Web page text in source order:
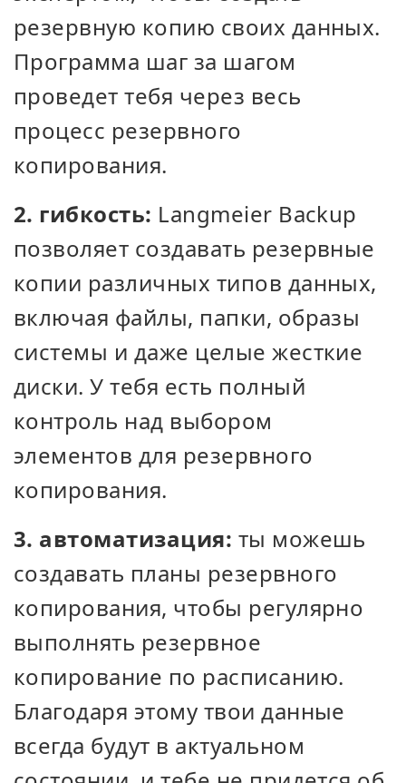
резервную копию своих данных.
Программа шаг за шагом
проведет тебя через весь
процесс резервного
копирования.
2. гибкость: Langmeier Backup
позволяет создавать резервные
копии различных типов данных,
включая файлы, папки, образы
системы и даже целые жесткие
диски. У тебя есть полный
контроль над выбором
элементов для резервного
копирования.
3. автоматизация: ты можешь
создавать планы резервного
копирования, чтобы регулярно
выполнять резервное
копирование по расписанию.
Благодаря этому твои данные
всегда будут в актуальном